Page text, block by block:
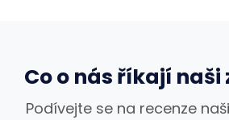
Co o nás říkají
Podívejte se na recenze